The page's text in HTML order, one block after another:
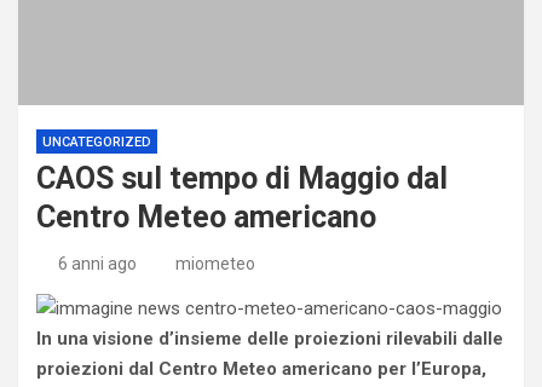
UNCATEGORIZED
CAOS sul tempo di Maggio dal
Centro Meteo americano
6 anni ago miometeo
In una visione d’insieme delle proiezioni rilevabili dalle
proiezioni dal Centro Meteo americano per l’Europa,